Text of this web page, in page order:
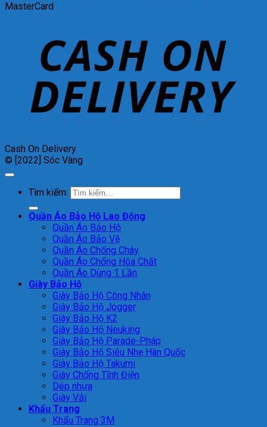
MasterCard
Cash On Delivery
© [2022] Sóc Vàng
Tìm kiếm:
Quần Áo Bảo Hộ Lao Động
Quần Áo Bảo Hộ
Quần Áo Bảo Vệ
Quần Áo Chống Cháy
Quần Áo Chống Hóa Chất
Quần Áo Dùng 1 Lần
Giày Bảo Hộ
Giày Bảo Hộ Công Nhân
Giày Bảo Hộ Jogger
Giày Bảo Hộ K2
Giày Bảo Hộ Neuking
Giày Bảo Hộ Parade-Pháp
Giày Bảo Hộ Siêu Nhẹ Hàn Quốc
Giày Bảo Hộ Takumi
Giày Chống Tĩnh Điện
Dép nhựa
Giày Vải
Khẩu Trang
Khẩu Trang 3M